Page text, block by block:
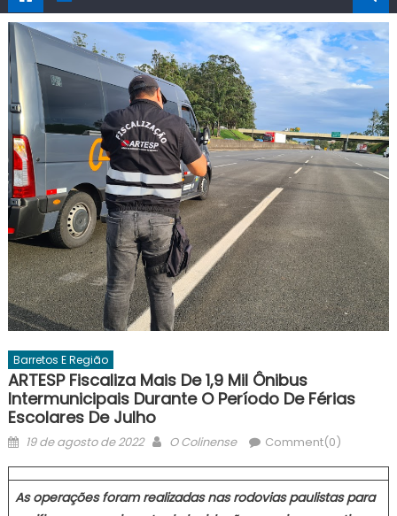
Barretos E Região
ARTESP Fiscaliza Mais De 1,9 Mil Ônibus
Intermunicipais Durante O Período De Férias
Escolares De Julho
Posted
19 de agosto de 2022 Author
O Colinense Comment(0)
As operações foram realizadas nas rodovias paulistas para